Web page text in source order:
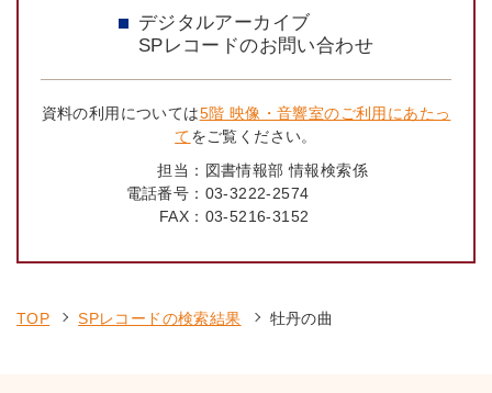
デジタルアーカイブ
SPレコードのお問い合わせ
資料の利用については5階 映像・音響室のご利用にあたっ
てをご覧ください。
担当： 図書情報部 情報検索係
電話番号： 03-3222-2574
FAX： 03-5216-3152
TOP SPレコードの検索結果 牡丹の曲